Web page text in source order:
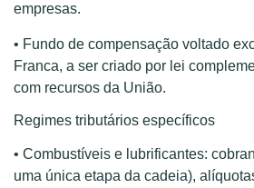
empresas.
• Fundo de compensação voltado
Franca, a ser criado por lei
com recursos da União.
Regimes tributários específicos
• Combustíveis e lubrificantes:
uma única etapa da cadeia),